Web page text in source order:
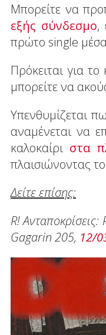
Μπορείτε να
εξής σύνδεσμο,
πρώτο single
Πρόκειται για
μπορείτε να
Υπενθυμίζεται
αναμένεται να
καλοκαίρι στα
πλαισιώνοντας
Δείτε επίσης:
R!
Gagarin 205, 12/